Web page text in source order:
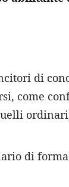
di
come
di